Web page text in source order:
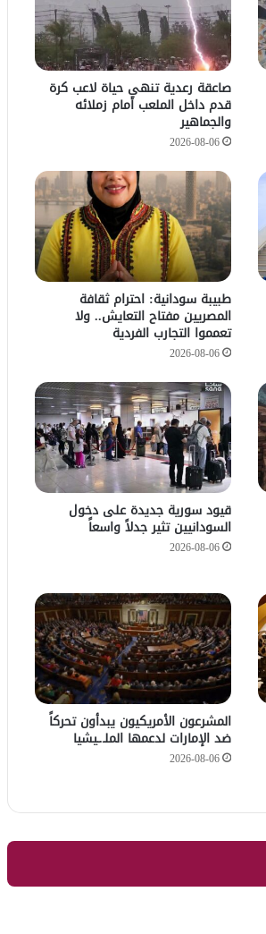
صاعقة رعدية تنهي حياة لاعب كرة
قدم داخل الملعب أمام زملائه
والجماهير
2026-08-06
طبيبة سودانية: احترام ثقافة
المصريين مفتاح التعايش.. ولا
تعمموا التجارب الفردية
2026-08-06
قيود سورية جديدة على دخول
السودانيين تثير جدلاً واسعاً
2026-08-06
المشرعون الأمريكيون يبدأون تحركاً
ضد الإمارات لدعمها الملـ.ـيشيا
2026-08-06